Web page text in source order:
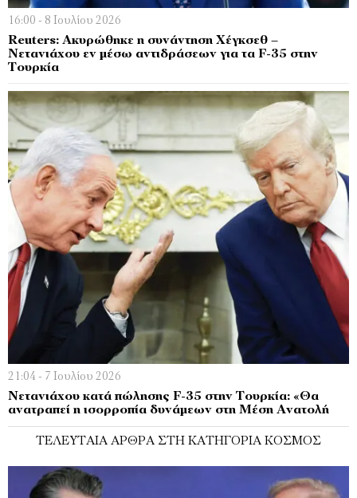
16:00 - 8 Ιουλίου 2026
Reuters: Ακυρώθηκε η συνάντηση Χέγκσεθ –
Νετανιάχου εν μέσω αντιδράσεων για τα F-35 στην
Τουρκία
21:04 - 7 Ιουλίου 2026
Νετανιάχου κατά πώλησης F-35 στην Τουρκία: «Θα
ανατραπεί η ισορροπία δυνάμεων στη Μέση Ανατολή
ΤΕΛΕΥΤΑΊΑ ΆΡΘΡΑ ΣΤΗ ΚΑΤΗΓΟΡΊΑ ΚΌΣΜΟΣ